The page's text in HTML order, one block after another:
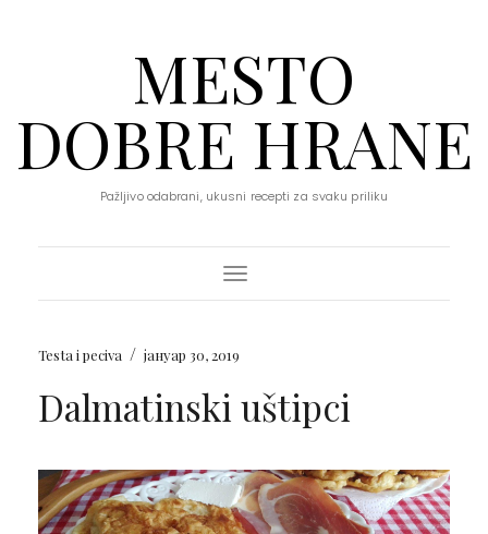
MESTO
DOBRE HRANE
Pažljivo odabrani, ukusni recepti za svaku priliku
Toggle Navigation
Testa i peciva / јануар 30, 2019
Dalmatinski uštipci